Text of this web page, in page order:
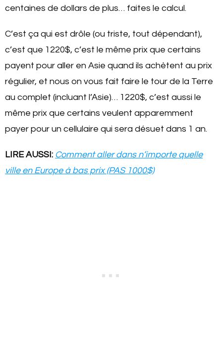
centaines de dollars de plus… faites le calcul.
C’est ça qui est drôle (ou triste, tout dépendant),
c’est que 1220$, c’est le même prix que certains
payent pour aller en Asie quand ils achètent au prix
régulier, et nous on vous fait faire le tour de la Terre
au complet (incluant l’Asie)… 1220$, c’est aussi le
même prix que certains veulent apparemment
payer pour un cellulaire qui sera désuet dans 1 an.
LIRE AUSSI: Comment aller dans n’importe quelle
ville en Europe à bas prix (PAS 1000$)